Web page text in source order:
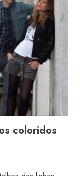
coloridos